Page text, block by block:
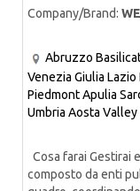
Company/Brand:
Abruzzo
Venezia Giulia Lazio
PiedmontApulia
Umbria Aosta Valley
Cosa farai Gestirai
composto da enti